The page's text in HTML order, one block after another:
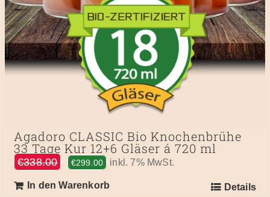
Agadoro CLASSIC Bio Knochenbrühe
33 Tage Kur 12+6 Gläser á 720 ml
€338.00
Ursprünglicher
war:
€299.00 Aktueller
ist:
inkl. 7% MwSt.
In den Warenkorb Details